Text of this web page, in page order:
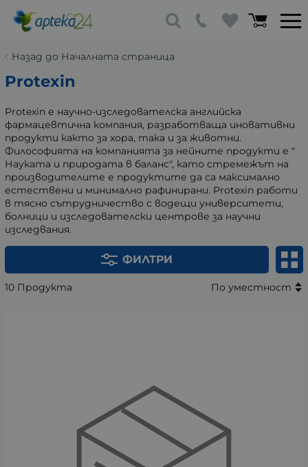
Назад до Началната страница
Protexin
Protexin е научно-изследователска английска
фармацевтична компания, разработваща иновативни
продукти както за хора, така и за животни.
Философията на компанията за нейните продукти е "
Науката и природата в баланс", като стремежът на
производителите е продуктите да са максимално
естествени и минимално рафинирани. Protexin работи
в тясно сътрудничество с водещи университети,
болници и изследователски центрове за научни
изследвания.
ФИЛТРИ
10 Продукта По уместност